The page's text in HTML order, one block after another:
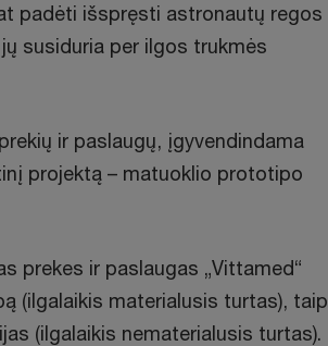
padėti išspręsti astronautų regos
susiduria per ilgos trukmės
ir paslaugų, įgyvendindama
projektą – matuoklio prototipo
prekes ir paslaugas „Vittamed“
(ilgalaikis materialusis turtas), taip
(ilgalaikis nematerialusis turtas).